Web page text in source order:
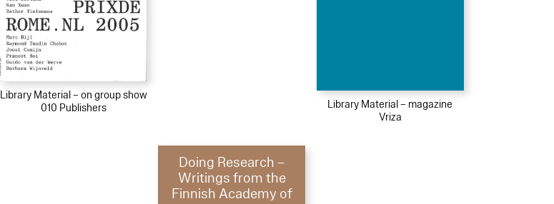
Library Material – on group show
010 Publishers
Library Material – magazine
Vriza
Doing Research –
Writings from the
Finnish Academy of